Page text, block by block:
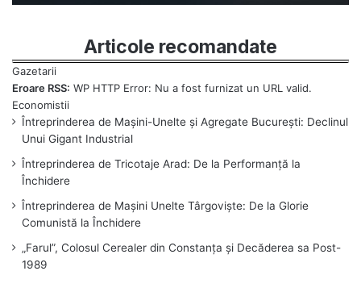
Articole recomandate
Eroare RSS: WP HTTP Error: Nu a fost furnizat un URL valid.
Întreprinderea de Mașini-Unelte și Agregate București: Declinul
Unui Gigant Industrial
Întreprinderea de Tricotaje Arad: De la Performanță la
Închidere
Întreprinderea de Mașini Unelte Târgoviște: De la Glorie
Comunistă la Închidere
„Farul”, Colosul Cerealer din Constanța și Decăderea sa Post-
1989